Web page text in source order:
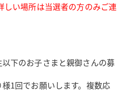
しい場所は当選者の方のみご連
下のお子さまと親御さんの募
1回でお願いします。複数応